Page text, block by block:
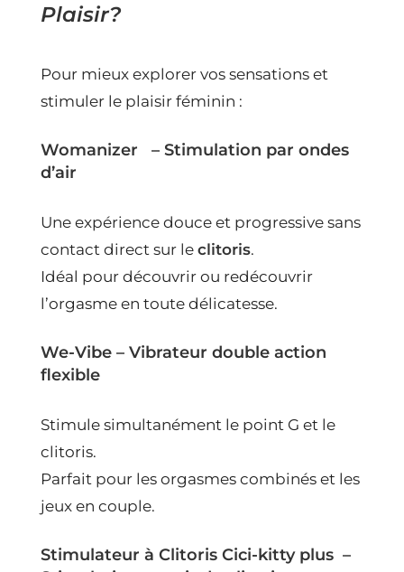
Plaisir?
Pour mieux explorer vos sensations et
stimuler le plaisir féminin :
Womanizer
– Stimulation par ondes
d’air
Une expérience douce et progressive sans
contact direct sur le clitoris.
Idéal pour découvrir ou redécouvrir
l’orgasme en toute délicatesse.
We-Vibe – Vibrateur double action
flexible
Stimule simultanément le point G et le
clitoris.
Parfait pour les orgasmes combinés et les
jeux en couple.
Stimulateur à Clitoris Cici-kitty plus –